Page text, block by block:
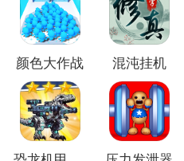
颜色大作战 混沌挂机